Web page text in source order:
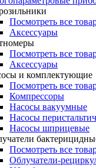
Посмотреть все
Аксессуары
Посмотреть все
Аксессуары
и комплектующие
Посмотреть все
Компрессоры
Насосы вакуумные
Насосы
Насосы шприцевые
Посмотреть все
Облучатели-